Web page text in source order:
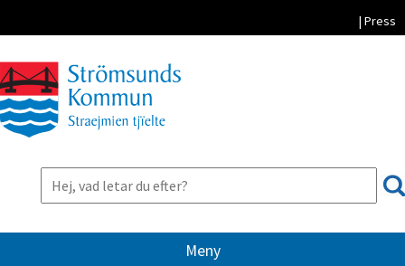
| Press
Meny